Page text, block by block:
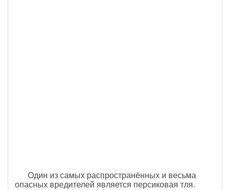
Один из самых распространённых и весьма
опасных вредителей является персиковая тля.